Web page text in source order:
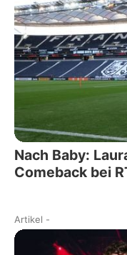
Nach Baby:
Comeback bei
Artikel -